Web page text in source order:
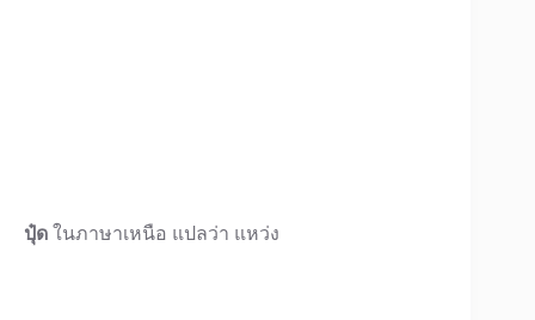
ปุ๋ด ในภาษาเหนือ แปลว่า แหว่ง